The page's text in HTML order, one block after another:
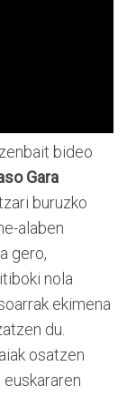
bideo
Gara
buruzko
alaben
gero,
nola
ekimena
du.
osatzen